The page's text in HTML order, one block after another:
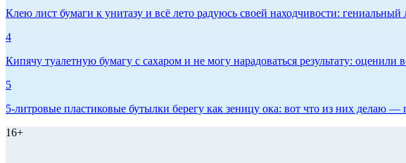
Клею лист бумаги к унитазу и всё лето радуюсь своей находчивости: гениальный
4
Кипячу туалетную бумагу с сахаром и не могу нарадоваться результату: оценили
5
5-литровые пластиковые бутылки берегу как зеницу ока: вот что из них делаю —
16+